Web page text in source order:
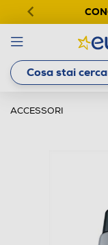
ACCESSORI